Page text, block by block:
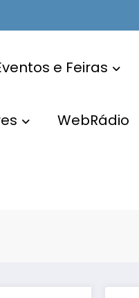
e Feiras
WebRádio